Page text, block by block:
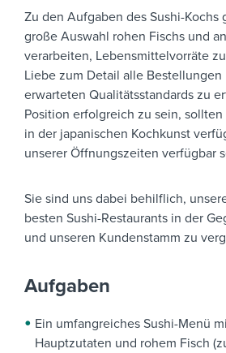
Zu den Aufgaben des Sushi-Kochs
große Auswahl rohen Fischs und
verarbeiten, Lebensmittelvorräte
Liebe zum Detail alle Bestellungen
erwarteten Qualitätsstandards zu
Position erfolgreich zu sein, sollten
in der japanischen Kochkunst
unserer Öffnungszeiten verfügbar
Sie sind uns dabei behilflich,
besten Sushi-Restaurants in der
und unseren Kundenstamm zu
Aufgaben
Ein umfangreiches Sushi-Menü
Hauptzutaten und rohem Fisch